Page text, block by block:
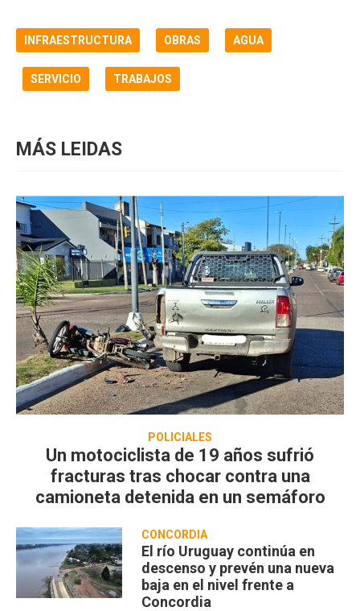
INFRAESTRUCTURA OBRAS AGUA
SERVICIO TRABAJOS
MÁS LEIDAS
POLICIALES
Un motociclista de 19 años sufrió
fracturas tras chocar contra una
camioneta detenida en un semáforo
CONCORDIA
El río Uruguay continúa en
descenso y prevén una nueva
baja en el nivel frente a
Concordia